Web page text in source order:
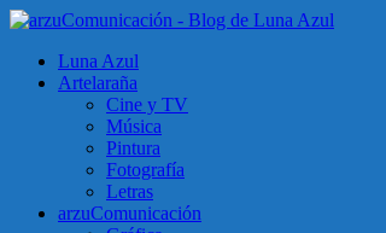
Luna Azul
Artelaraña
Cine y TV
Música
Pintura
Fotografía
Letras
arzuComunicación